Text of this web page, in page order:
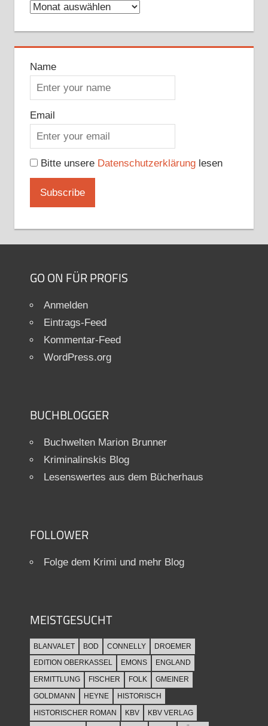
Archive
Name
Email
Bitte unsere Datenschutzerklärunglesen
GO ON FÜR PROFIS
Anmelden
Eintrags-Feed
Kommentar-Feed
WordPress.org
BUCHBLOGGER
Buchwelten Marion Brunner
Kriminalinskis Blog
Lesenswertes aus dem Bücherhaus
FOLLOWER
Folge dem Krimi und mehr Blog
MEISTGESUCHT
BLANVALET BOD CONNELLY
DROEMER
EDITION OBERKASSEL
EMONS
ENGLAND
ERMITTLUNG
FISCHER FOLK
GMEINER
GOLDMANN
HEYNE
HISTORISCH
HISTORISCHER ROMAN
KBV
KBV VERLAG